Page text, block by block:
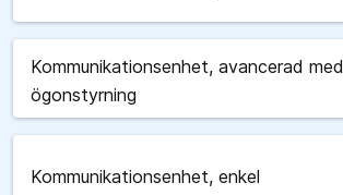
Kommunikationsenhet, avancerad med
ögonstyrning
Kommunikationsenhet, enkel